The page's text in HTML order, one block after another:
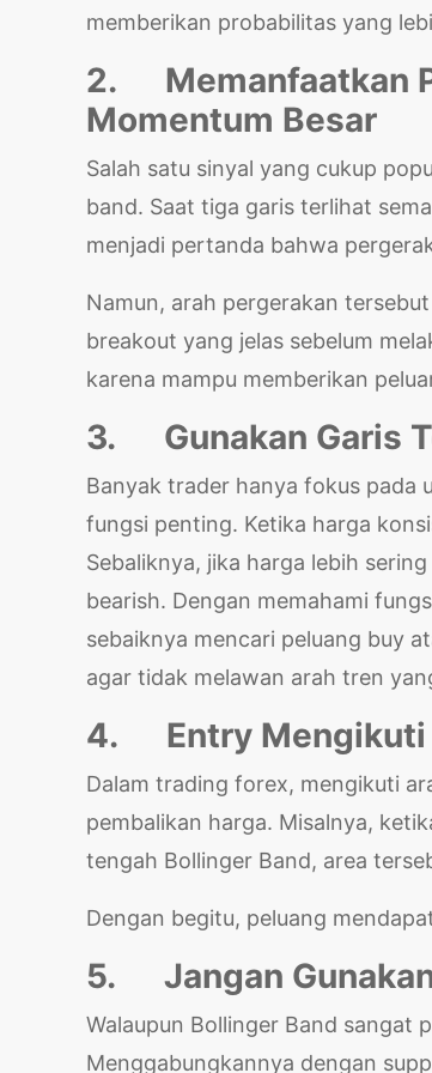
memberikan probabilitas yang
2.
Memanfaatkan
Momentum Besar
Salah satu sinyal yang cukup
band. Saat tiga garis terlihat
menjadi pertanda bahwa
Namun, arah pergerakan
breakout yang jelas sebelum
karena mampu memberikan
3. Gunakan Garis
Banyak trader hanya fokus pada
fungsi penting. Ketika harga
Sebaliknya, jika harga lebih
bearish. Dengan memahami
sebaiknya mencari peluang buy
agar tidak melawan arah tren
4. Entry Mengikuti
Dalam trading forex, mengikuti
pembalikan harga. Misalnya,
tengah Bollinger Band, area
Dengan begitu, peluang
5. Jangan
Walaupun Bollinger Band sangat
Menggabungkannya dengan